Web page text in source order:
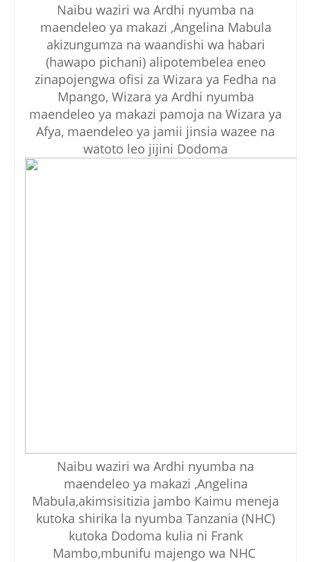
Naibu waziri wa Ardhi nyumba na
maendeleo ya makazi ,Angelina Mabula
akizungumza na waandishi wa habari
(hawapo pichani) alipotembelea eneo
zinapojengwa ofisi za Wizara ya Fedha na
Mpango, Wizara ya Ardhi nyumba
maendeleo ya makazi pamoja na Wizara ya
Afya, maendeleo ya jamii jinsia wazee na
watoto leo jijini Dodoma
Naibu waziri wa Ardhi nyumba na
maendeleo ya makazi ,Angelina
Mabula,akimsisitizia jambo Kaimu meneja
kutoka shirika la nyumba Tanzania (NHC)
kutoka Dodoma kulia ni Frank
Mambo,mbunifu majengo wa NHC